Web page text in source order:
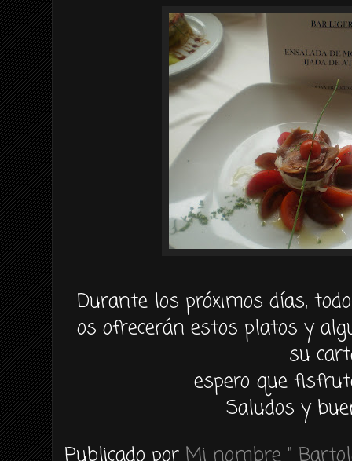
Durante los próximos días,
os ofrecerán estos platos y
su
espero que
Saludos y